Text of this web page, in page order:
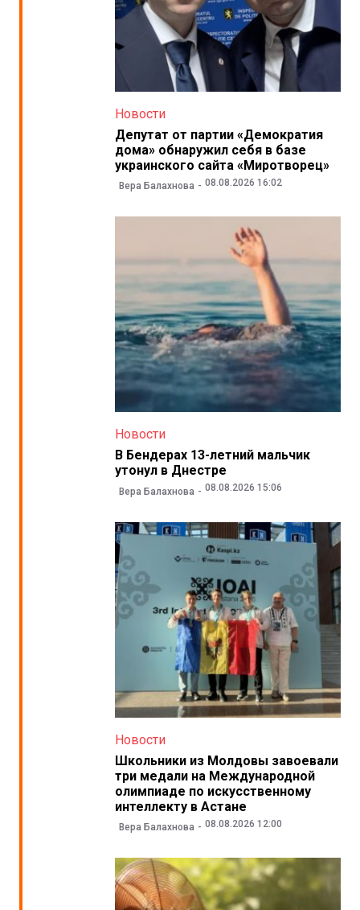
Новости
Депутат от партии «Демократия
дома» обнаружил себя в базе
украинского сайта «Миротворец»
Вера Балахнова 08.08.2026 16:02
Новости
В Бендерах 13-летний мальчик
утонул в Днестре
Вера Балахнова 08.08.2026 15:06
Новости
Школьники из Молдовы завоевали
три медали на Международной
олимпиаде по искусственному
интеллекту в Астане
Вера Балахнова 08.08.2026 12:00